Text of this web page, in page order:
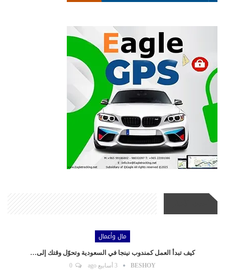
مال وأعمال
كيف تبدأ العمل كمندوب نينجا في السعودية وتحوّل وقتك إلى…
BESHOY 3 أسابيع ago